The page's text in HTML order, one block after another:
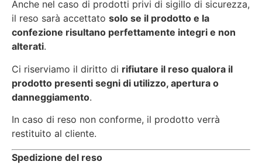
Anche nel caso di prodotti privi di sigillo di sicurezza,
il reso sarà accettato solo se il prodotto e la
confezione risultano perfettamente integri e non
alterati.
Ci riserviamo il diritto di rifiutare il reso qualora il
prodotto presenti segni di utilizzo, apertura o
danneggiamento.
In caso di reso non conforme, il prodotto verrà
restituito al cliente.
Spedizione del reso